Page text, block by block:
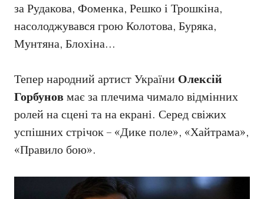
за Рудакова, Фоменка, Решко і Трошкіна,
насолоджувався грою Колотова, Буряка,
Мунтяна, Блохіна…
Тепер народний артист України Олексій
Горбуновмає за плечима чимало відмінних
ролей на сцені та на екрані. Серед свіжих
успішних стрічок – «Дике поле», «Хайтрама»,
«Правило бою».